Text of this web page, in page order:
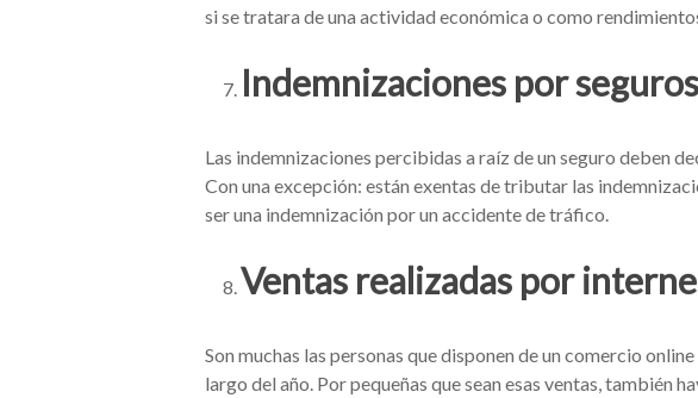
si se tratara de una actividad económica o como
Indemnizaciones por seguros
Las indemnizaciones percibidas a raíz de un seguro deben
Con una excepción: están exentas de tributar las
ser una indemnización por un accidente de tráfico.
Ventas realizadas por
Son muchas las personas que disponen de un comercio
largo del año. Por pequeñas que sean esas ventas, también